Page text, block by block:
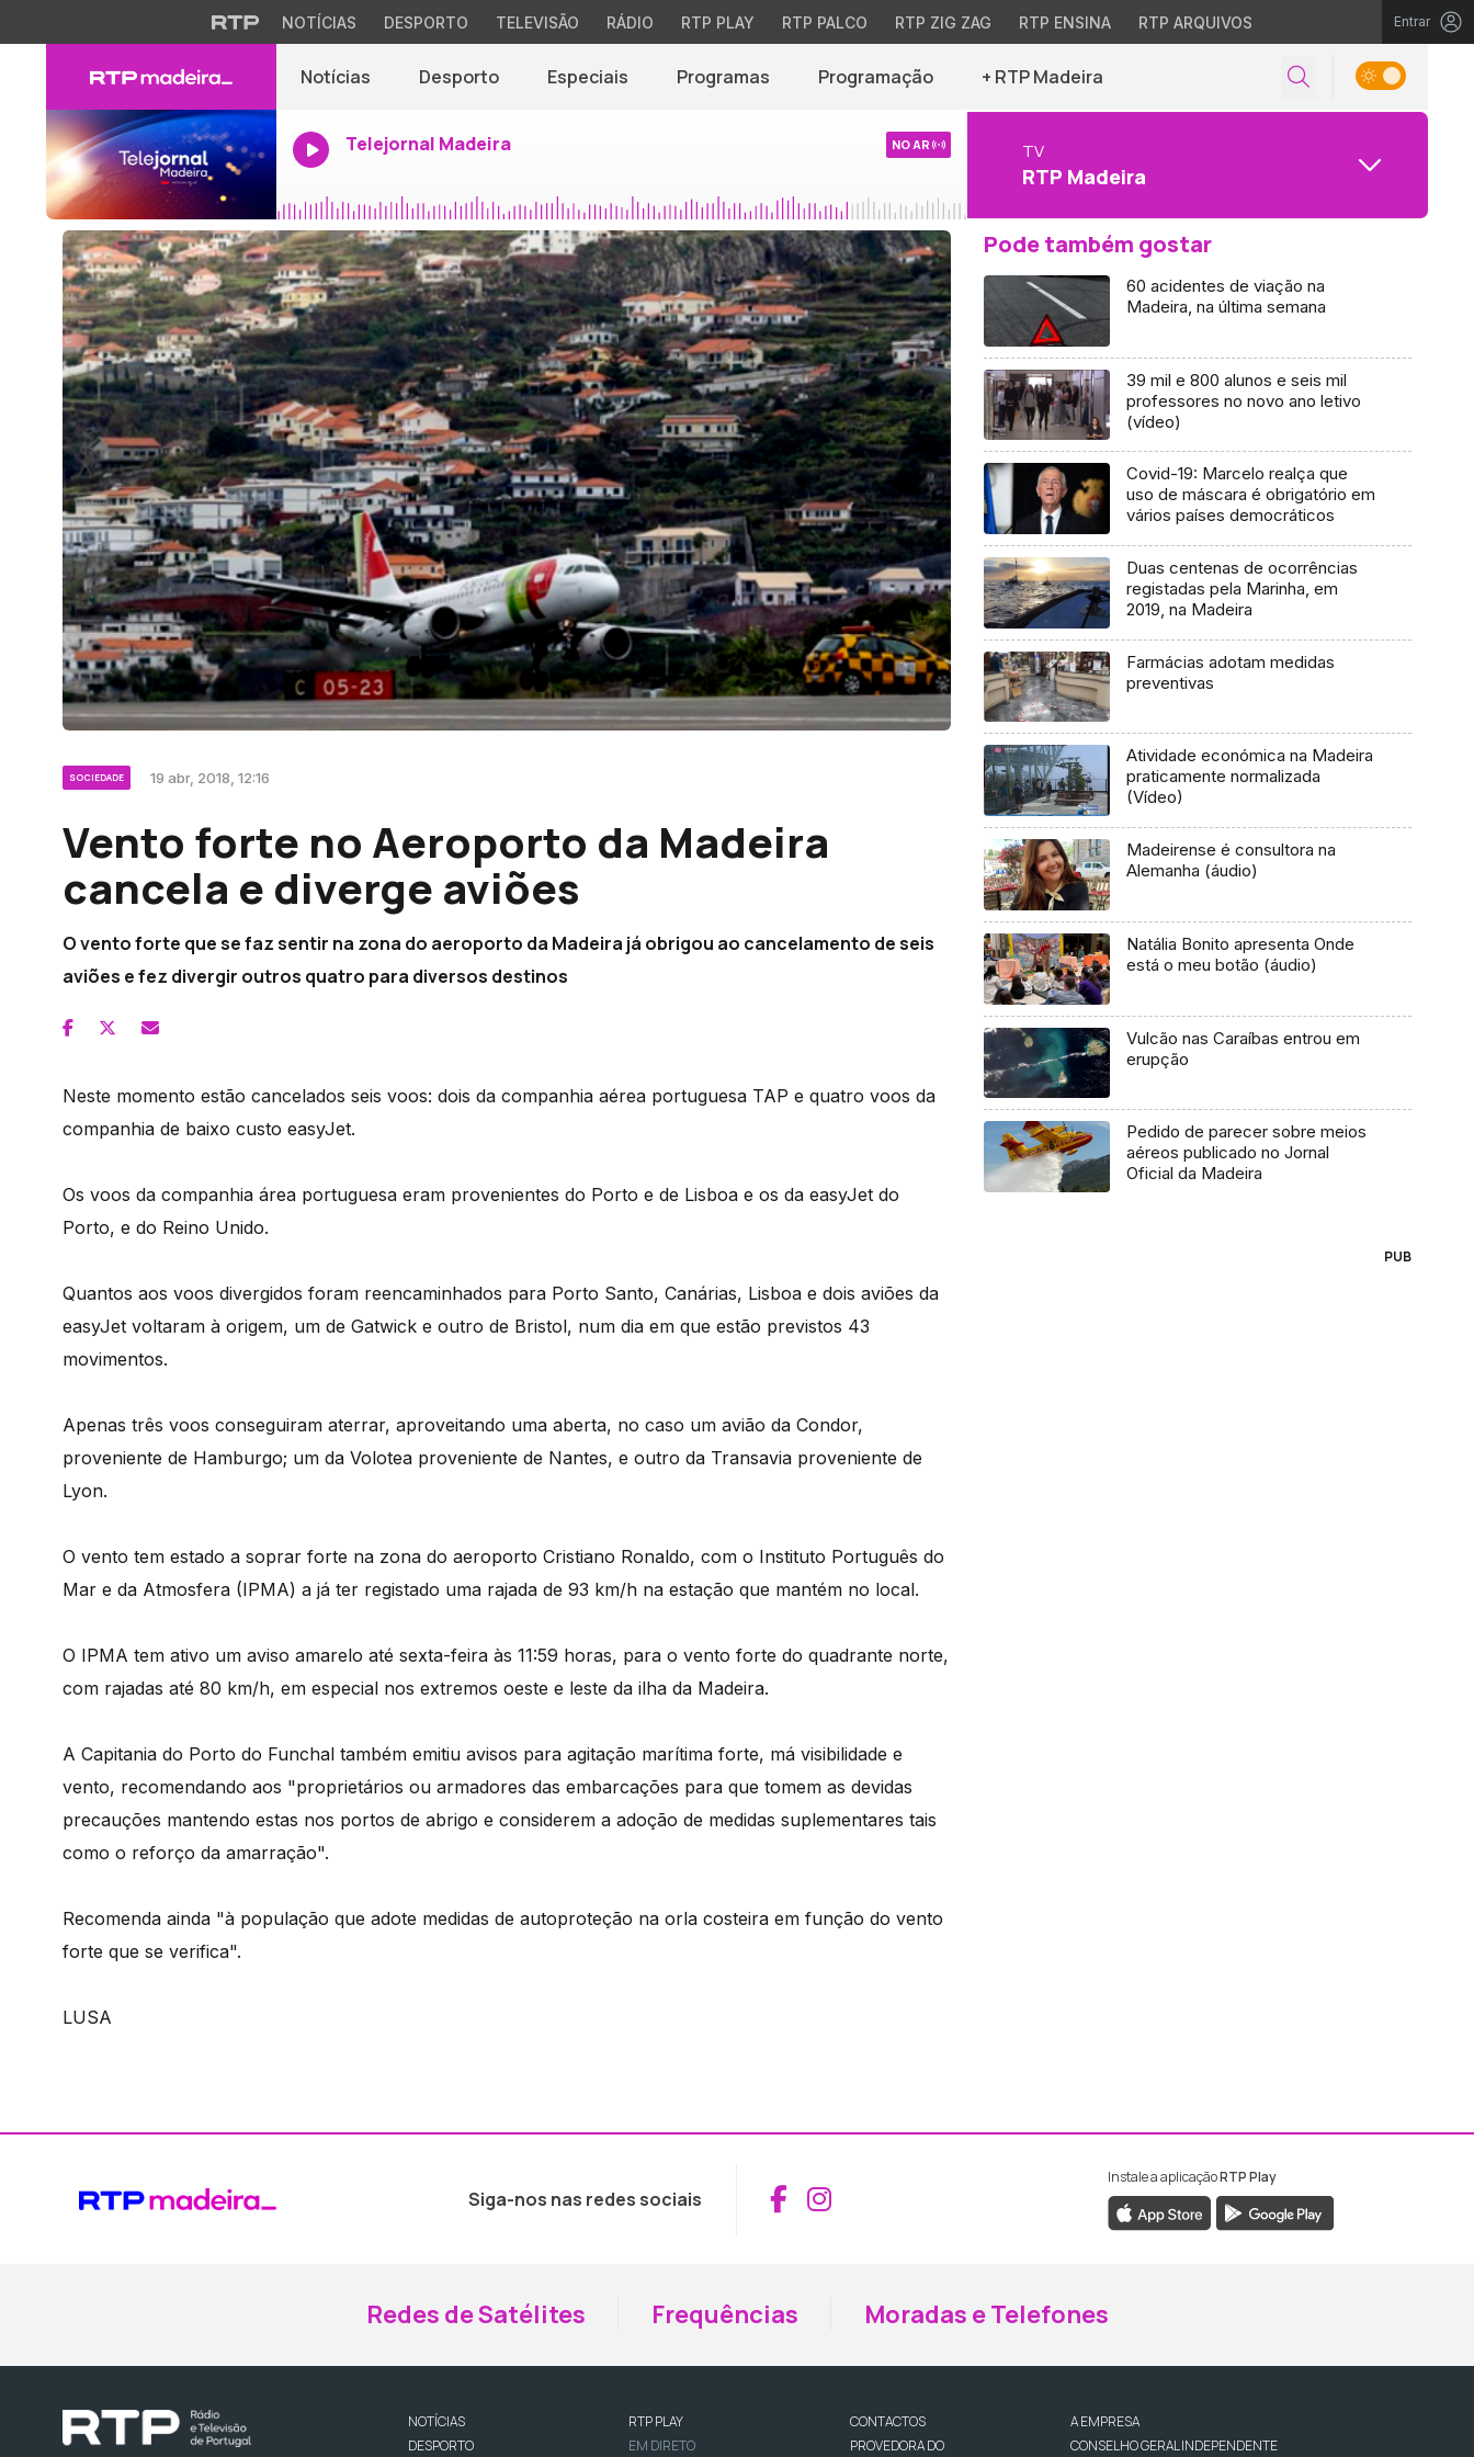
NOTÍCIAS DESPORTO TELEVISÃO RÁDIO RTP PLAY RTP PALCO RTP ZIG ZAG RTP ENSINA RTP ARQUIVOS Entrar
Notícias Desporto Especiais Programas Programação + RTP Madeira
Telejornal Madeira NO AR TV
RTP Madeira
SOCIEDADE 19 abr, 2018, 12:16
Vento forte no Aeroporto da Madeira
cancela e diverge aviões
O vento forte que se faz sentir na zona do aeroporto da Madeira já obrigou ao cancelamento de seis
aviões e fez divergir outros quatro para diversos destinos
Neste momento estão cancelados seis voos: dois da companhia aérea portuguesa TAP e quatro voos da
companhia de baixo custo easyJet.
Os voos da companhia área portuguesa eram provenientes do Porto e de Lisboa e os da easyJet do
Porto, e do Reino Unido.
Quantos aos voos divergidos foram reencaminhados para Porto Santo, Canárias, Lisboa e dois aviões da
easyJet voltaram à origem, um de Gatwick e outro de Bristol, num dia em que estão previstos 43
movimentos.
Apenas três voos conseguiram aterrar, aproveitando uma aberta, no caso um avião da Condor,
proveniente de Hamburgo; um da Volotea proveniente de Nantes, e outro da Transavia proveniente de
Lyon.
O vento tem estado a soprar forte na zona do aeroporto Cristiano Ronaldo, com o Instituto Português do
Mar e da Atmosfera (IPMA) a já ter registado uma rajada de 93 km/h na estação que mantém no local.
O IPMA tem ativo um aviso amarelo até sexta-feira às 11:59 horas, para o vento forte do quadrante norte,
com rajadas até 80 km/h, em especial nos extremos oeste e leste da ilha da Madeira.
A Capitania do Porto do Funchal também emitiu avisos para agitação marítima forte, má visibilidade e
vento, recomendando aos "proprietários ou armadores das embarcações para que tomem as devidas
precauções mantendo estas nos portos de abrigo e considerem a adoção de medidas suplementares tais
como o reforço da amarração".
Recomenda ainda "à população que adote medidas de autoproteção na orla costeira em função do vento
forte que se verifica".
LUSA
Pode também gostar
60 acidentes de viação na
Madeira, na última semana
39 mil e 800 alunos e seis mil
professores no novo ano letivo
(vídeo)
Covid-19: Marcelo realça que
uso de máscara é obrigatório em
vários países democráticos
Duas centenas de ocorrências
registadas pela Marinha, em
2019, na Madeira
Farmácias adotam medidas
preventivas
Atividade económica na Madeira
praticamente normalizada
(Vídeo)
Madeirense é consultora na
Alemanha (áudio)
Natália Bonito apresenta Onde
está o meu botão (áudio)
Vulcão nas Caraíbas entrou em
erupção
Pedido de parecer sobre meios
aéreos publicado no Jornal
Oficial da Madeira
PUB
Siga-nos nas redes sociais Aceder ao Facebook da RTP Madeira
Aceder ao Instagram da RTP Madeira
Instale a aplicaçãoRTP Play
Redes de Satélites Frequências Moradas e Telefones
NOTÍCIAS
DESPORTO
RTP PLAY
EM DIRETO
CONTACTOS
PROVEDORA DO
A EMPRESA
CONSELHO GERAL INDEPENDENTE